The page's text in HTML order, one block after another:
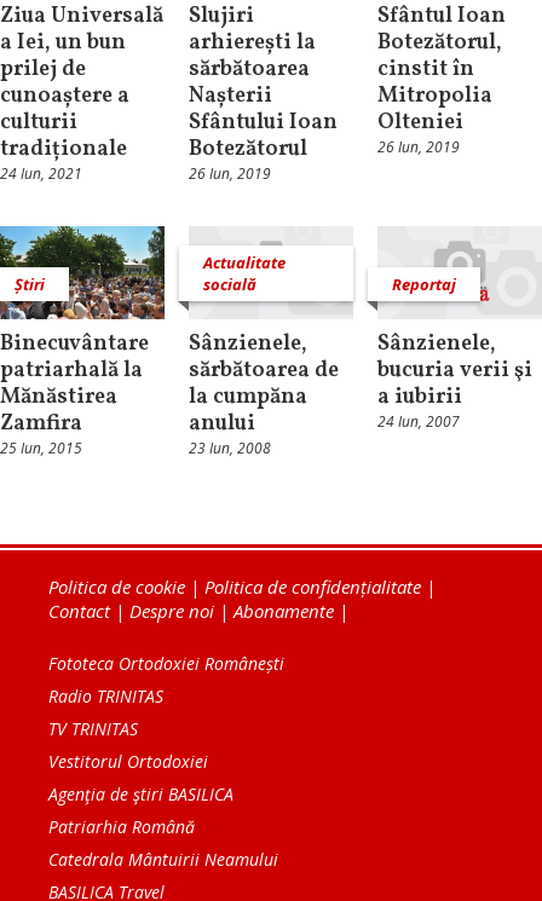
Ziua Universală
a Iei, un bun
prilej de
cunoaștere a
culturii
tradiționale
24 Iun, 2021
Slujiri
arhierești la
sărbătoarea
Nașterii
Sfântului Ioan
Botezătorul
26 Iun, 2019
Sfântul Ioan
Botezătorul,
cinstit în
Mitropolia
Olteniei
26 Iun, 2019
Știri
Binecuvântare
patriarhală la
Mănăstirea
Zamfira
25 Iun, 2015
Actualitate
socială
Sânzienele,
sărbătoarea de
la cumpăna
anului
23 Iun, 2008
Reportaj
Sânzienele,
bucuria verii şi
a iubirii
24 Iun, 2007
Politica de cookie | Politica de confidențialitate |
Contact| Despre noi | Abonamente |
Fototeca Ortodoxiei Românești
Radio TRINITAS
TV TRINITAS
Vestitorul Ortodoxiei
Agenţia de ştiri BASILICA
Patriarhia Română
Catedrala Mântuirii Neamului
BASILICA Travel